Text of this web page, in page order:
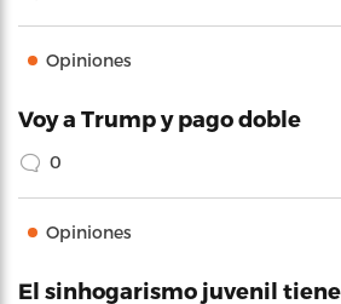
Opiniones
Voy a Trump y pago doble
0
Opiniones
El sinhogarismo juvenil